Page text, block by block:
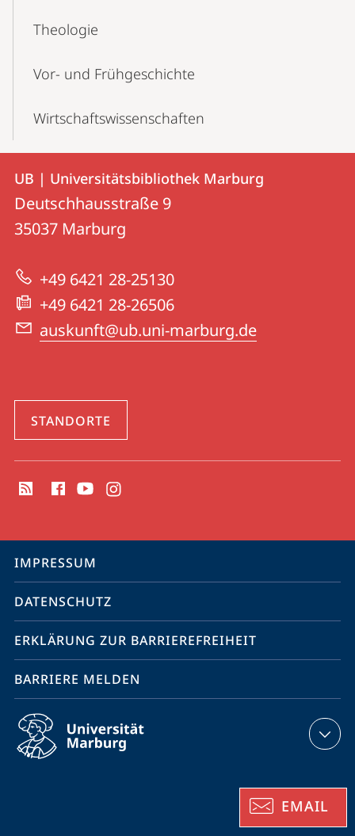
EMAIL
Theologie
Vor- und Frühgeschichte
Wirtschaftswissenschaften
Kontakt
und
Informationen
zur
Website
Kontaktinformationen
UB
|
Universitätsbibliothek
Marburg
UB | Universitätsbibliothek Marburg
Deutschhausstraße 9
35037 Marburg
+49 6421 28-25130
+49 6421 28-26506
auskunft@ub.uni-marburg.de
STANDORTE
Media
Service-
Navigation
IMPRESSUM
DATENSCHUTZ
ERKLÄRUNG ZUR BARRIEREFREIHEIT
BARRIERE MELDEN